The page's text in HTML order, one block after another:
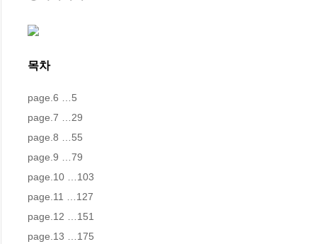
목차
page.6 …5
page.7 …29
page.8 …55
page.9 …79
page.10 …103
page.11 …127
page.12 …151
page.13 …175